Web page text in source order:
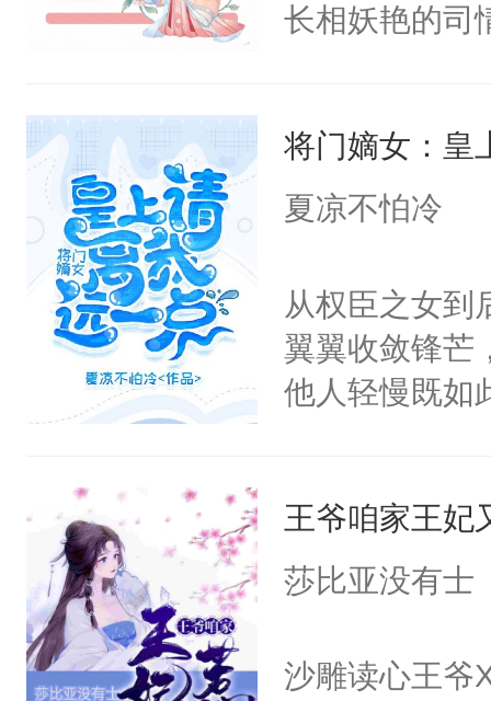
长相妖艳的司
宜，在经历各
却因龙契的存
眸，眼眶湿润
一定给你一个
了她一下，“
局。”
将门嫡女：皇
夏凉不怕冷
从权臣之女到
翼翼收敛锋芒
他人轻慢既如
王爷咱家王妃
莎比亚没有士
沙雕读心王爷